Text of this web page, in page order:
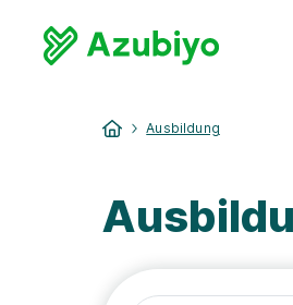
Ausbildung